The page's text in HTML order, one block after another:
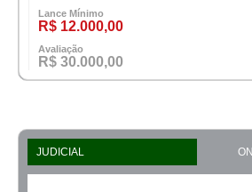
Lance Mínimo
R$ 12.000,00
Avaliação
R$ 30.000,00
JUDICIAL